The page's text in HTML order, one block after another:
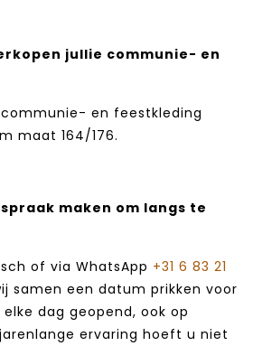
jullie communie- en
en feestkleding
maat 164/176.
maken om langs te
of via WhatsApp +31 6 83 21
samen een datum prikken voor
dag geopend, ook op
ervaring hoeft u niet